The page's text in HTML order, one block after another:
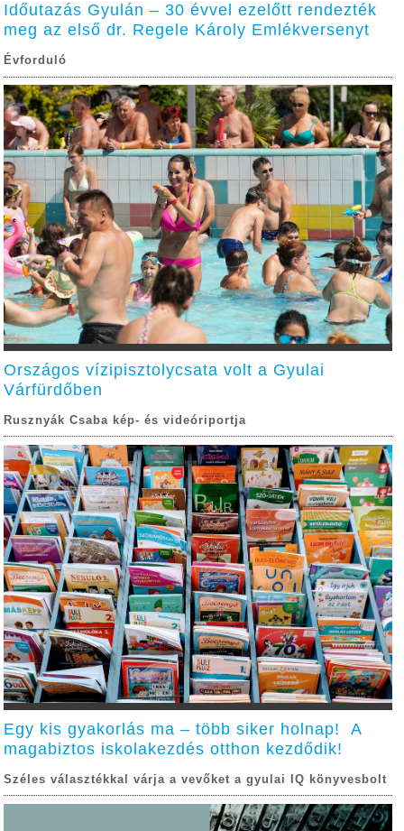
Időutazás Gyulán – 30 évvel ezelőtt rendezték
meg az első dr. Regele Károly Emlékversenyt
Évforduló
Országos vízipisztolycsata volt a Gyulai
Várfürdőben
Rusznyák Csaba kép- és videóriportja
Egy kis gyakorlás ma – több siker holnap! A
magabiztos iskolakezdés otthon kezdődik!
Széles választékkal várja a vevőket a gyulai IQ könyvesbolt